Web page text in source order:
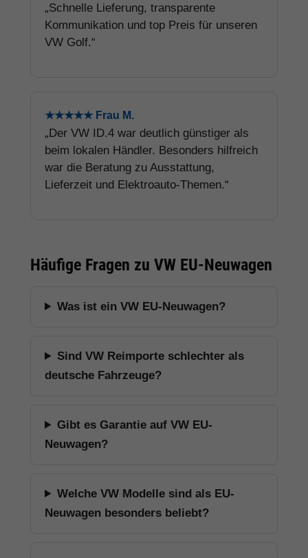
„Schnelle Lieferung, transparente
Kommunikation und top Preis für unseren
VW Golf.“
★★★★★ Frau M.
„Der VW ID.4 war deutlich günstiger als
beim lokalen Händler. Besonders hilfreich
war die Beratung zu Ausstattung,
Lieferzeit und Elektroauto-Themen.“
Häufige Fragen zu VW EU-Neuwagen
Was ist ein VW EU-Neuwagen?
Sind VW Reimporte schlechter als
deutsche Fahrzeuge?
Gibt es Garantie auf VW EU-
Neuwagen?
Welche VW Modelle sind als EU-
Neuwagen besonders beliebt?